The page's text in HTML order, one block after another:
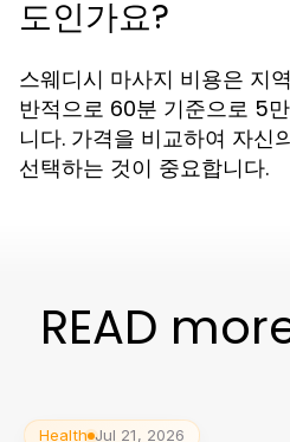
도인가요?
스웨디시 마사지 비용은 지
반적으로 60분 기준으로 5
니다. 가격을 비교하여 자신
선택하는 것이 중요합니다.
READ
Health Jul 21, 2026